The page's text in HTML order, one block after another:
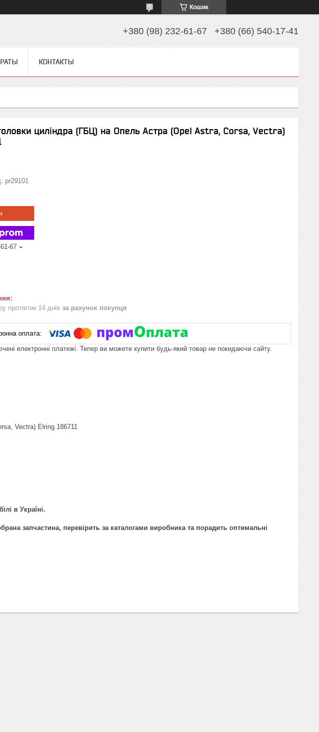
Кошик
+380 (98) 232-61-67 +380 (66) 540-17-41
КОНТАКТЫ
циліндра (ГБЦ) на Опель Астра (Opel Astra, Corsa, Vectra)
pr29101
67
протягом 14 днів за рахунок покупця
електронні платежі. Тепер ви можете купити будь-який товар не покидаючи сайту.
Vectra) Elring 186711
в Україні.
запчастина, перевірить за каталогами виробника та порадить оптимальні